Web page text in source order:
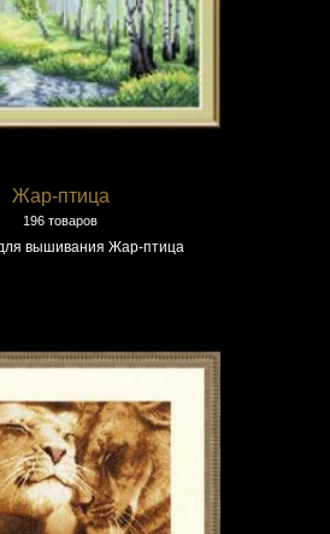
Жар-птица
196 товаров
вышивания Жар-птица